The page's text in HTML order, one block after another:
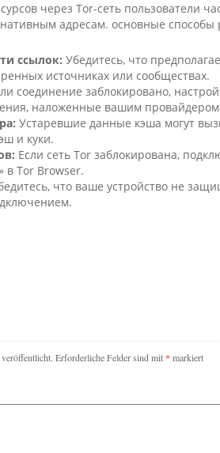
через Tor-сеть пользователи
адресам. основные способы
ссылок: Убедитесь, что
источниках или сообществах.
соединение заблокировано,
наложенные вашим
Устаревшие данные кэша могут
и куки.
Если сеть Tor заблокирована,
в Tor Browser.
что ваше устройство не
Erforderliche Felder sind mit * markiert